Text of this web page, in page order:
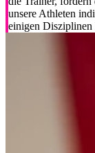
unsere Athleten
einigen Disziplinen